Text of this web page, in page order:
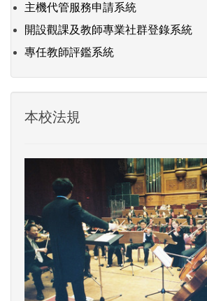
主機代管服務申請系統
開設觀課及教師專業社群登錄系統
專任教師評鑑系統
本校法規